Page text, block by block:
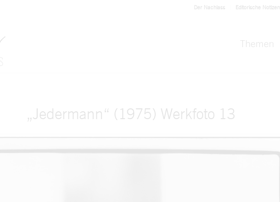
Der Nachlass Editorische Notizen
Themen
„Jedermann“ (1975) Werkfoto 13